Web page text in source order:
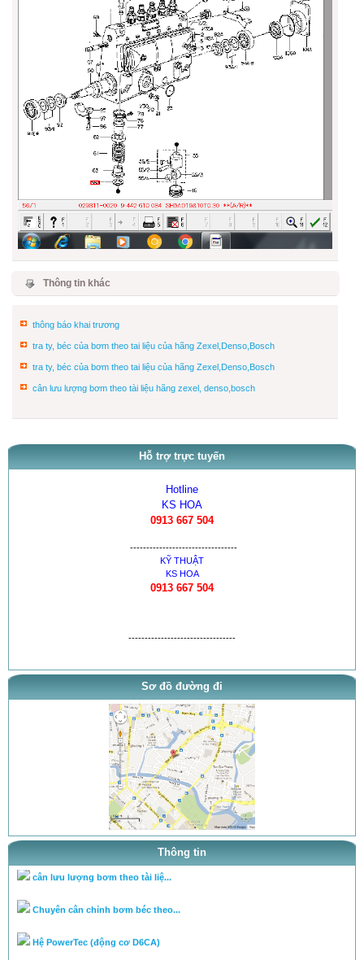
Thông tin khác
thông báo khai trương
tra ty, béc của bơm theo tai liệu của hãng Zexel,Denso,Bosch
tra ty, béc của bơm theo tai liệu của hãng Zexel,Denso,Bosch
cân lưu lượng bơm theo tài liệu hãng zexel, denso,bosch
Hỗ trợ trực tuyến
Hotline
KS HOA
0913 667 504
---------------------------------
KỸ THUẬT
KS HOA
0913 667 504
---------------------------------
Sơ đồ đường đi
Thông tin
thông báo khai trương
tra ty, béc của bơm theo tai l...
tra ty, béc của bơm theo tai l...
cân lưu lượng bơm theo tài liệ...